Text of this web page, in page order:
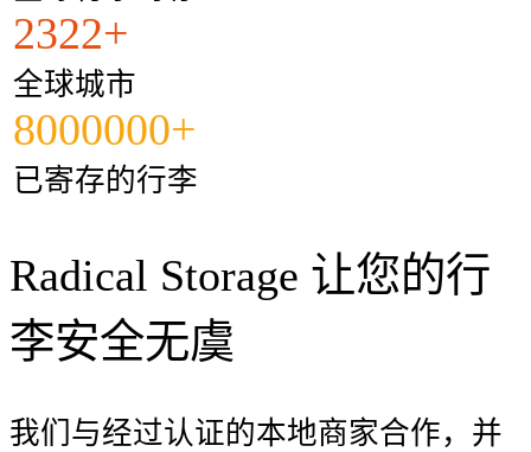
2322+
全球城市
8000000+
已寄存的行李
Radical Storage 让您的行
李安全无虞
我们与经过认证的本地商家合作，并